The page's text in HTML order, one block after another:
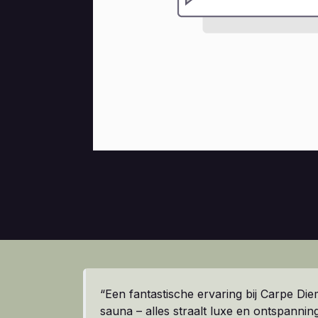
“Een fantastische ervaring bij Carpe
sauna – alles straalt luxe en